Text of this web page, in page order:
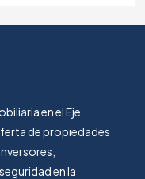
en el Eje
de propiedades
en la